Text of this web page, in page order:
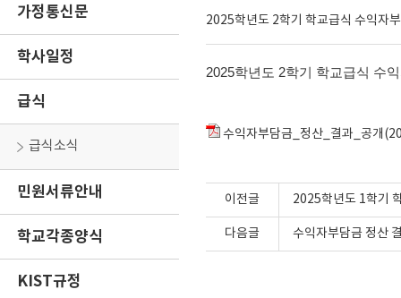
가정통신문
학사일정
급식
급식소식
민원서류안내
학교각종양식
KIST규정
2025학년도 2학기 학교급식 수익자
2025학년도 2학기 학교급식 수
수익자부담금_정산_결과_공개
이전글 2025학년도 1학기
다음글 수익자부담금 정산